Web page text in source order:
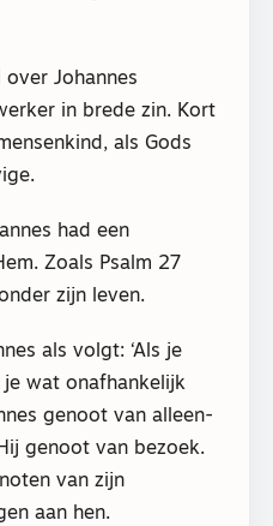
over Johannes
in brede zin. Kort
als Gods
had een
Zoals Psalm 27
zijn leven.
als volgt: ‘Als je
wat onafhankelijk
genoot van alleen-
genoot van bezoek.
van zijn
aan hen.